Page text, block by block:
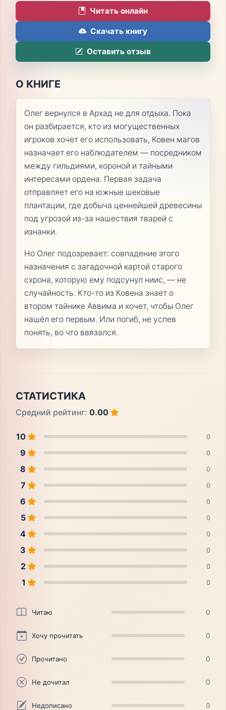
Читать онлайн
Скачать книгу
Оставить отзыв
О КНИГЕ
Олег вернулся в Архад не для отдыха. Пока
он разбирается, кто из могущественных
игроков хочет его использовать, Ковен магов
назначает его наблюдателем — посредником
между гильдиями, короной и тайными
интересами ордена. Первая задача
отправляет его на южные шековые
плантации, где добыча ценнейшей древесины
под угрозой из-за нашествия тварей с
изнанки.
Но Олег подозревает: совпадение этого
назначения с загадочной картой старого
схрона, которую ему подсунул ниис, — не
случайность. Кто-то из Ковена знает о
втором тайнике Аввима и хочет, чтобы Олег
нашёл его первым. Или погиб, не успев
понять, во что ввязался.
СТАТИСТИКА
Средний рейтинг: 0.00
10 0
9 0
8 0
7 0
6 0
5 0
4 0
3 0
2 0
1 0
Читаю 0
Хочу прочитать 0
Прочитано 0
Не дочитал 0
Недописано 0